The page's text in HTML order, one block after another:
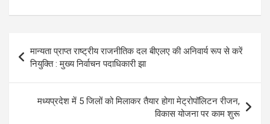
o
o
k
g
er
A
p
p
a
m
n
navigation
मान्यता प्राप्त राष्ट्रीय राजनीतिक दल बीएलए की अनिवार्य रूप से करें
नियुक्ति : मुख्य निर्वाचन पदाधिकारी झा
मध्यप्रदेश में 5 जिलों को मिलाकर तैयार होगा मेट्रोपॉलिटन रीजन,
विकास योजना पर काम शुरू